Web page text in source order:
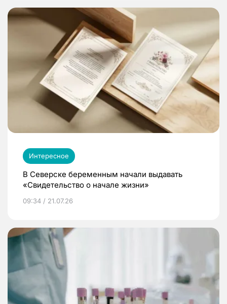
Интересное
В Северске беременным начали выдавать
«Свидетельство о начале жизни»
09:34 / 21.07.26